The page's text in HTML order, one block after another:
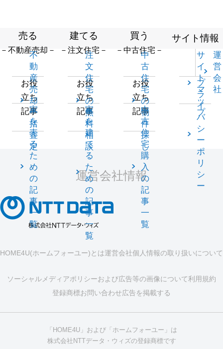
売る
－不動産売却－
不
動
産
売
却
一
括
査
定
お役
立ち
記事
家
を
売
る
た
め
の
記
事
一
覧
建てる
－注文住宅－
注
文
住
宅
の
無
料
相
談
お役
立ち
記事
家
を
建
て
る
た
め
の
記
事
一
覧
買う
－中古住宅－
中
古
住
宅
の
物
件
探
し
お役
立ち
記事
中
古
住
宅
購
入
の
記
事
一
覧
サイト情報
サ
イ
ト
マ
ッ
プ
運
営
会
社
プ
ラ
イ
バ
シ
ー
ポ
リ
シ
ー
運営会社情報
HOME4U(ホームフォーユー)とは運営会社個人情報の取り扱いについて
ソーシャルメディアポリシーおよび広告等の画像について利用規約
登録商標お問い合わせ広告を掲載する
「HOME4U」および「ホームフォーユー」は
株式会社NTTデータ・ウィズの登録商標です